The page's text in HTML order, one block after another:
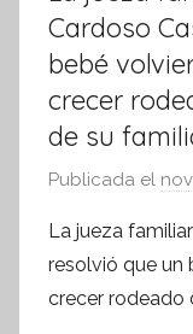
Cardoso
bebé
crecer
de su
Publicada el
La jueza
resolvió que un
crecer rodeado